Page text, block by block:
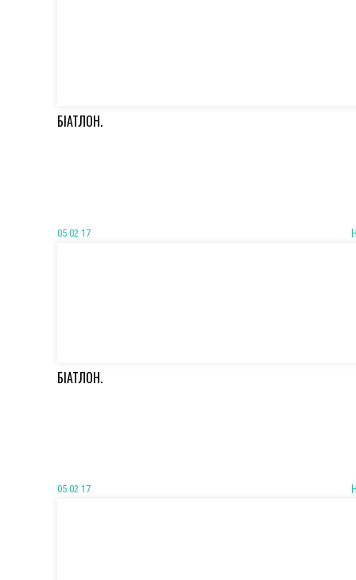
БІАТЛОН.
05 02 17
БІАТЛОН.
05 02 17